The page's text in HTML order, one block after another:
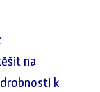
na
k